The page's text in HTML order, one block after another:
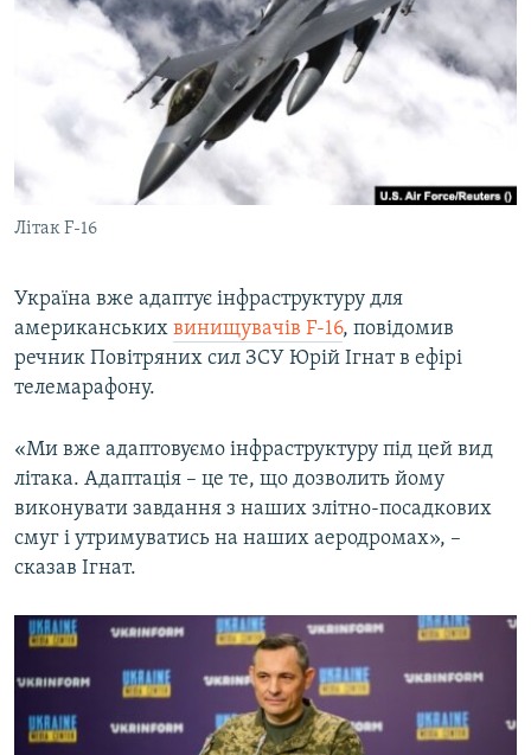
ВСЕ ЗА ДЕНЬ
СПЕЦПРОЕКТИ
ДЕПОРТАЦІЯ
ВІДЕОУРОКИ «ELIFBE»
СВІДЧЕННЯ ОКУПАЦІЇ
УКРАЇНСЬКА ПРОБЛЕМА КРИМУ
ЯК ОБІЙТИ БЛОКУВАННЯ
Русский
Усі сайти RFE/RL
Літак F-16
Україна вже адаптує інфраструктуру для
американських винищувачів F-16, повідомив
речник Повітряних сил ЗСУ Юрій Ігнат в ефірі
телемарафону.
«Ми вже адаптовуємо інфраструктуру під цей вид
літака. Адаптація – це те, що дозволить йому
виконувати завдання з наших злітно-посадкових
смуг і утримуватись на наших аеродромах», –
сказав Ігнат.